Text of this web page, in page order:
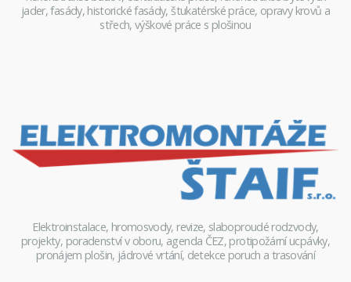
jader, fasády, historické fasády, štukatérské práce, opravy krovů a
střech, výškové práce s plošinou
Elektroinstalace, hromosvody, revize, slaboproudé rodzvody,
projekty, poradenství v oboru, agenda ČEZ, protipožární ucpávky,
pronájem plošin, jádrové vrtání, detekce poruch a trasování